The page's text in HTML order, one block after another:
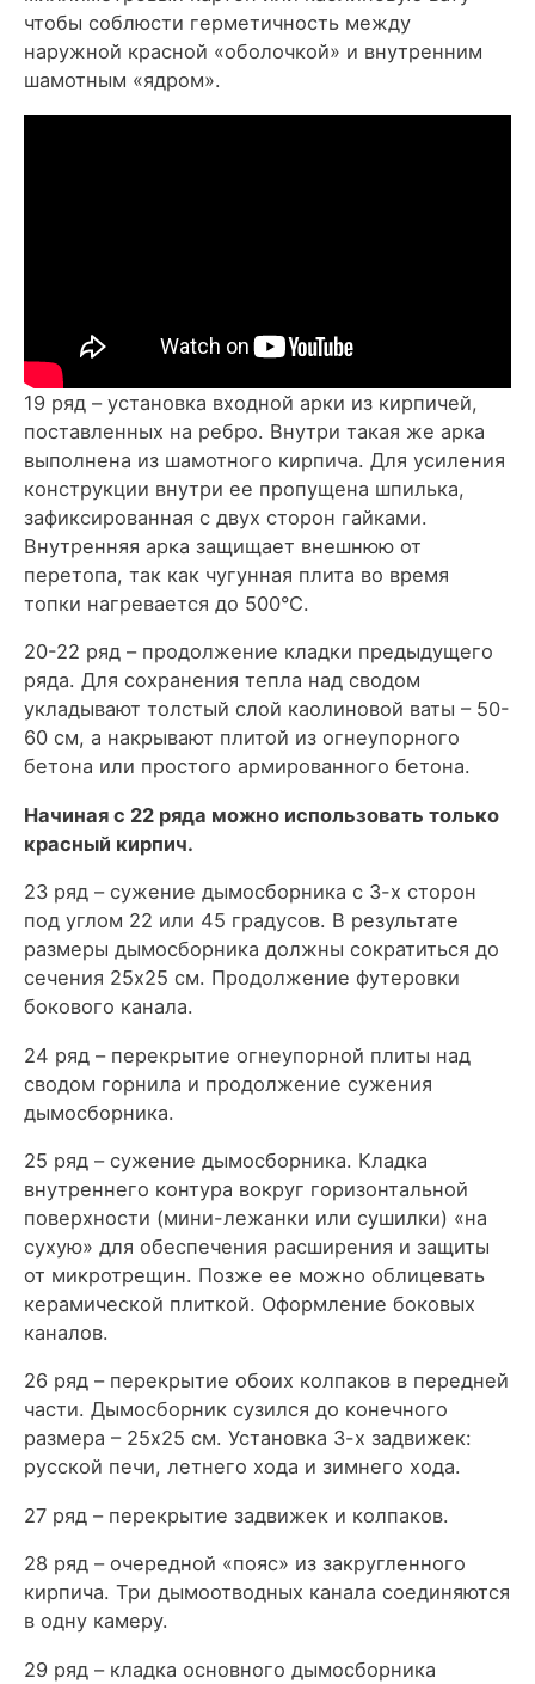
чтобы соблюсти герметичность между
наружной красной «оболочкой» и внутренним
шамотным «ядром».
19 ряд – установка входной арки из кирпичей,
поставленных на ребро. Внутри такая же арка
выполнена из шамотного кирпича. Для усиления
конструкции внутри ее пропущена шпилька,
зафиксированная с двух сторон гайками.
Внутренняя арка защищает внешнюю от
перетопа, так как чугунная плита во время
топки нагревается до 500°С.
20-22 ряд – продолжение кладки предыдущего
ряда. Для сохранения тепла над сводом
укладывают толстый слой каолиновой ваты – 50-
60 см, а накрывают плитой из огнеупорного
бетона или простого армированного бетона.
Начиная с 22 ряда можно использовать только
красный кирпич.
23 ряд – сужение дымосборника с 3-х сторон
под углом 22 или 45 градусов. В результате
размеры дымосборника должны сократиться до
сечения 25х25 см. Продолжение футеровки
бокового канала.
24 ряд – перекрытие огнеупорной плиты над
сводом горнила и продолжение сужения
дымосборника.
25 ряд – сужение дымосборника. Кладка
внутреннего контура вокруг горизонтальной
поверхности (мини-лежанки или сушилки) «на
сухую» для обеспечения расширения и защиты
от микротрещин. Позже ее можно облицевать
керамической плиткой. Оформление боковых
каналов.
26 ряд – перекрытие обоих колпаков в передней
части. Дымосборник сузился до конечного
размера – 25х25 см. Установка 3-х задвижек:
русской печи, летнего хода и зимнего хода.
27 ряд – перекрытие задвижек и колпаков.
28 ряд – очередной «пояс» из закругленного
кирпича. Три дымоотводных канала соединяются
в одну камеру.
29 ряд – кладка основного дымосборника